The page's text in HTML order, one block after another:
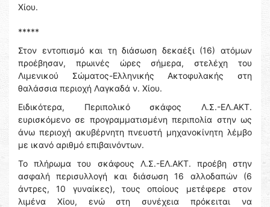
Χίου.
*****
Στον εντοπισμό και τη διάσωση δεκαέξι (16) ατόμων
προέβησαν, πρωινές ώρες σήμερα, στελέχη του
Λιμενικού Σώματος-Ελληνικής Ακτοφυλακής στη
θαλάσσια περιοχή Λαγκαδά ν. Χίου.
Ειδικότερα, Περιπολικό σκάφος Λ.Σ.-ΕΛ.ΑΚΤ.
ευρισκόμενο σε προγραμματισμένη περιπολία στην ως
άνω περιοχή ακυβέρνητη πνευστή μηχανοκίνητη λέμβο
με ικανό αριθμό επιβαινόντων.
Το πλήρωμα του σκάφους Λ.Σ.-ΕΛ.ΑΚΤ. προέβη στην
ασφαλή περισυλλογή και διάσωση 16 αλλοδαπών (6
άντρες, 10 γυναίκες), τους οποίους μετέφερε στον
λιμένα Χίου, ενώ στη συνέχεια πρόκειται να